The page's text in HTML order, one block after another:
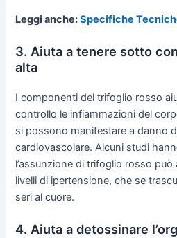
Leggi anche:Specifiche
3. Aiuta a tenere sotto
alta
I componenti del trifoglio rosso
controllo le infiammazioni del
si possono manifestare a danno
cardiovascolare. Alcuni studi
l’assunzione di trifoglio rosso
livelli di ipertensione, che se
seri al cuore.
4. Aiuta a detossinare